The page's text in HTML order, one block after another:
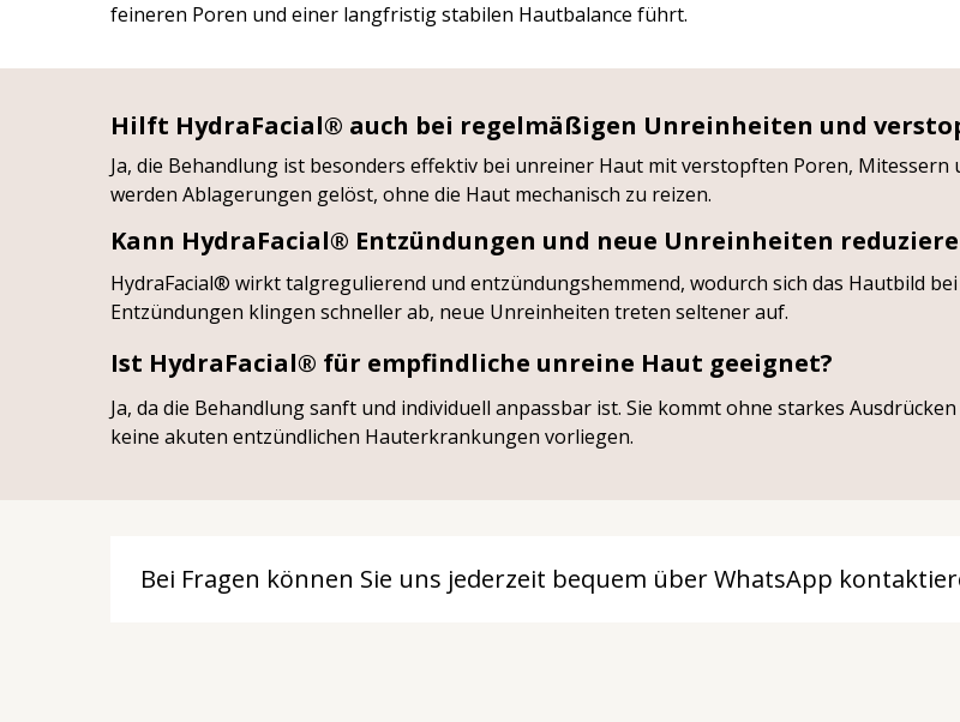
feineren Poren und einer langfristig stabilen Hautbalance führt.
Ja, da die Behandlung sanft und individuell anpassbar ist. Sie kommt ohne starkes
keine akuten entzündlichen Hauterkrankungen vorliegen.
Ja, die Behandlung ist besonders effektiv bei unreiner Haut mit verstopften Poren,
werden Ablagerungen gelöst, ohne die Haut mechanisch zu reizen.
Hilft HydraFacial®️ auch bei regelmäßigen Unreinheiten und
Kann HydraFacial®️ Entzündungen und neue Unreinheiten
Ist HydraFacial®️ für empfindliche unreine Haut geeignet?
HydraFacial®️ wirkt talgregulierend und entzündungshemmend, wodurch sich das Hautbild
Entzündungen klingen schneller ab, neue Unreinheiten treten seltener auf.
Bei Fragen können Sie uns jederzeit bequem über WhatsApp